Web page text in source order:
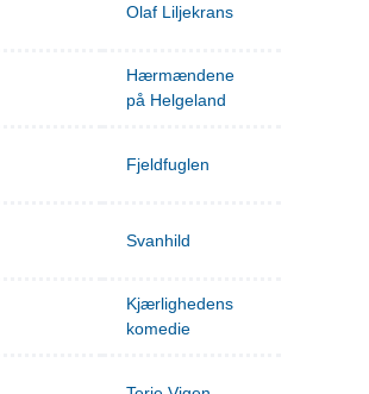
Olaf Liljekrans
Hærmændene
på Helgeland
Fjeldfuglen
Svanhild
Kjærlighedens
komedie